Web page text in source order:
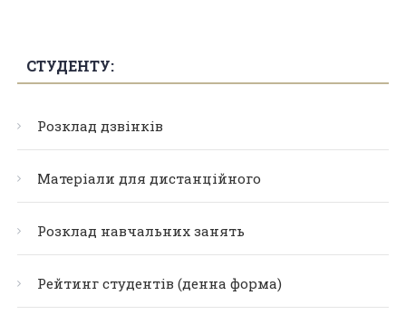
СТУДЕНТУ:
Розклад дзвінків
Матеріали для дистанційного
Розклад навчальних занять
Рейтинг студентів (денна форма)